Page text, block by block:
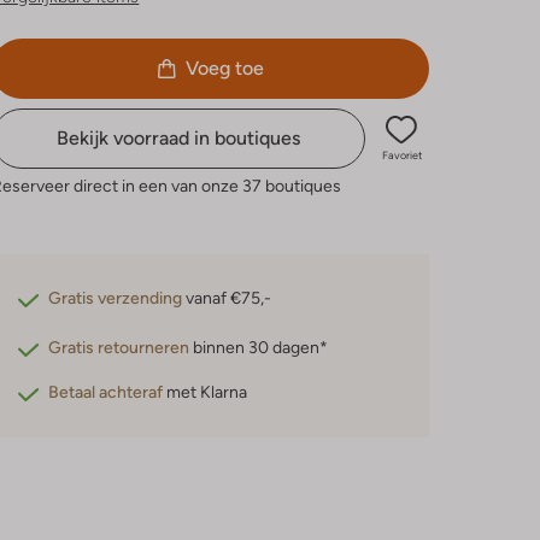
Voeg toe
Bekijk voorraad in boutiques
Favoriet
direct in een van onze 37 boutiques
Gratis verzendingvanaf €75,-
Gratis retourneren binnen 30 dagen*
Betaal achteraf met Klarna